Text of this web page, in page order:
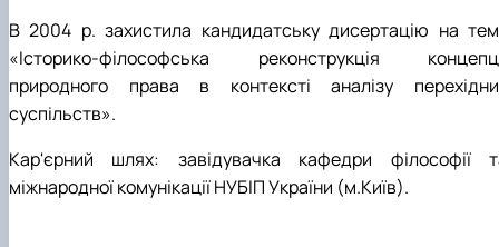
В 2004 р. захистила кандидатську дисертацію на
«Історико-філософська реконструкція
природного права в контексті аналізу
суспільств».
Кар'єрний шлях: завідувачка кафедри філософії
міжнародної комунікації НУБІП України (м.Київ).